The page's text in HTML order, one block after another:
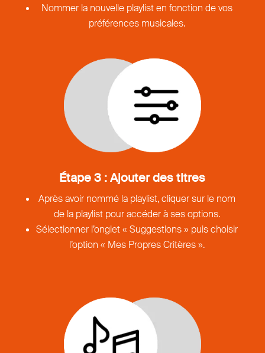
Nommer la nouvelle playlist en fonction de vos
préférences musicales.
Étape 3 : Ajouter des titres
Après avoir nommé la playlist, cliquer sur le nom
de la playlist pour accéder à ses options.
Sélectionner l’onglet « Suggestions » puis choisir
l’option « Mes Propres Critères ».